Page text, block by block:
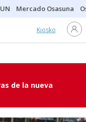
Mercado Osasuna
Kiosko
de la nueva